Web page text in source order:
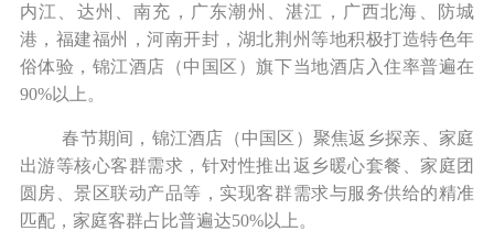
内江、达州、南充，广东潮州、湛江，广西北海、防城
港，福建福州，河南开封，湖北荆州等地积极打造特色年
俗体验，锦江酒店（中国区）旗下当地酒店入住率普遍在
90%以上。
春节期间，锦江酒店（中国区）聚焦返乡探亲、家庭
出游等核心客群需求，针对性推出返乡暖心套餐、家庭团
圆房、景区联动产品等，实现客群需求与服务供给的精准
匹配，家庭客群占比普遍达50%以上。